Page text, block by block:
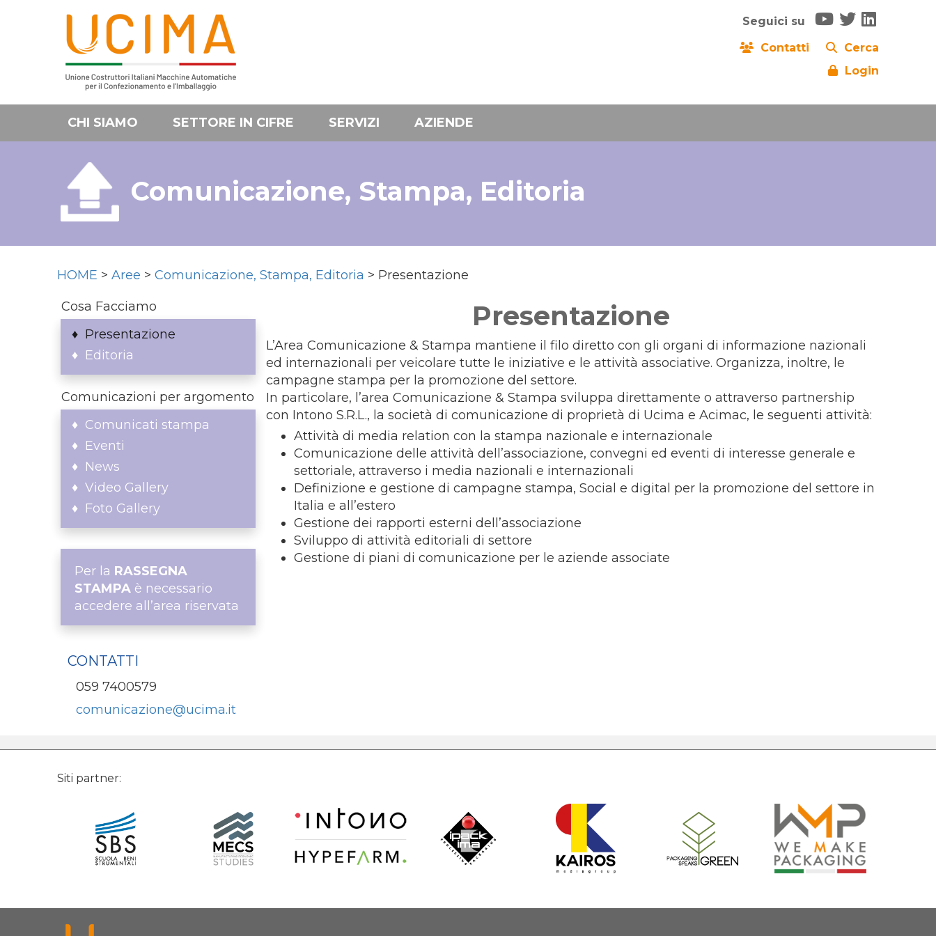
Seguici su
Contatti
Cerca
Login
CHI SIAMO SETTORE IN CIFRE SERVIZI AZIENDE
Comunicazione, Stampa, Editoria
HOME > Aree > Comunicazione, Stampa, Editoria > Presentazione
Cosa Facciamo
Presentazione
Editoria
Comunicazioni per argomento
Comunicati stampa
Eventi
News
Video Gallery
Foto Gallery
Per la RASSEGNA
STAMPA è necessario
accedere all’area riservata
CONTATTI
059 7400579
comunicazione@ucima.it
Presentazione
L’Area Comunicazione & Stampa mantiene il filo diretto con gli organi di informazione nazionali
ed internazionali per veicolare tutte le iniziative e le attività associative. Organizza, inoltre, le
campagne stampa per la promozione del settore.
In particolare, l’area Comunicazione & Stampa sviluppa direttamente o attraverso partnership
con Intono S.R.L., la società di comunicazione di proprietà di Ucima e Acimac, le seguenti attività:
Attività di media relation con la stampa nazionale e internazionale
Comunicazione delle attività dell’associazione, convegni ed eventi di interesse generale e
settoriale, attraverso i media nazionali e internazionali
Definizione e gestione di campagne stampa, Social e digital per la promozione del settore in
Italia e all’estero
Gestione dei rapporti esterni dell’associazione
Sviluppo di attività editoriali di settore
Gestione di piani di comunicazione per le aziende associate
Siti partner: